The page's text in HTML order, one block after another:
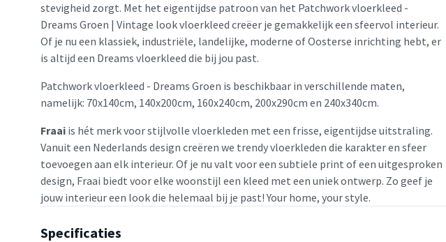
stevigheid zorgt. Met het eigentijdse patroon van het Patchwork vloerkleed -
Dreams Groen | Vintage look vloerkleed creëer je gemakkelijk een sfeervol interieur.
Of je nu een klassiek, industriële, landelijke, moderne of Oosterse inrichting hebt, er
is altijd een Dreams vloerkleed die bij jou past.
Patchwork vloerkleed - Dreams Groen is beschikbaar in verschillende maten,
namelijk: 70x140cm, 140x200cm, 160x240cm, 200x290cm en 240x340cm.
Fraai is hét merk voor stijlvolle vloerkleden met een frisse, eigentijdse uitstraling.
Vanuit een Nederlands design creëren we trendy vloerkleden die karakter en sfeer
toevoegen aan elk interieur. Of je nu valt voor een subtiele print of een uitgesproken
design, Fraai biedt voor elke woonstijl een kleed met een uniek ontwerp. Zo geef je
jouw interieur een look die helemaal bij je past! Your home, your style.
Specificaties